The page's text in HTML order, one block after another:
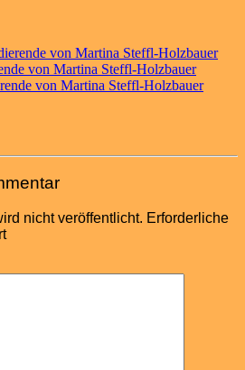
nicht veröffentlicht. Erforderliche